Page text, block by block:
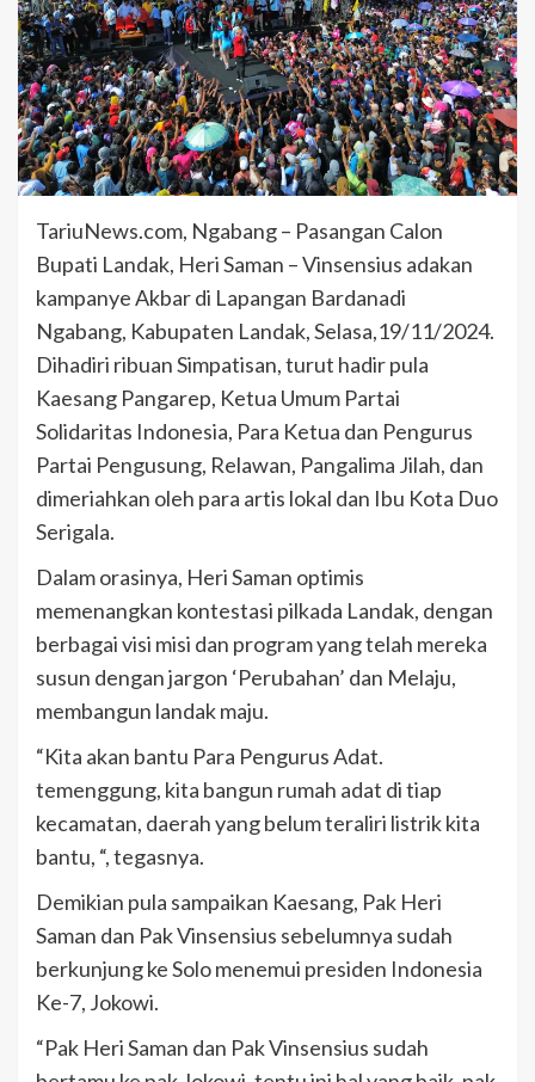
TariuNews.com, Ngabang – Pasangan Calon
Bupati Landak, Heri Saman – Vinsensius adakan
kampanye Akbar di Lapangan Bardanadi
Ngabang, Kabupaten Landak, Selasa,19/11/2024.
Dihadiri ribuan Simpatisan, turut hadir pula
Kaesang Pangarep, Ketua Umum Partai
Solidaritas Indonesia, Para Ketua dan Pengurus
Partai Pengusung, Relawan, Pangalima Jilah, dan
dimeriahkan oleh para artis lokal dan Ibu Kota Duo
Serigala.
Dalam orasinya, Heri Saman optimis
memenangkan kontestasi pilkada Landak, dengan
berbagai visi misi dan program yang telah mereka
susun dengan jargon ‘Perubahan’ dan Melaju,
membangun landak maju.
“Kita akan bantu Para Pengurus Adat.
temenggung, kita bangun rumah adat di tiap
kecamatan, daerah yang belum teraliri listrik kita
bantu, “, tegasnya.
Demikian pula sampaikan Kaesang, Pak Heri
Saman dan Pak Vinsensius sebelumnya sudah
berkunjung ke Solo menemui presiden Indonesia
Ke-7, Jokowi.
“Pak Heri Saman dan Pak Vinsensius sudah